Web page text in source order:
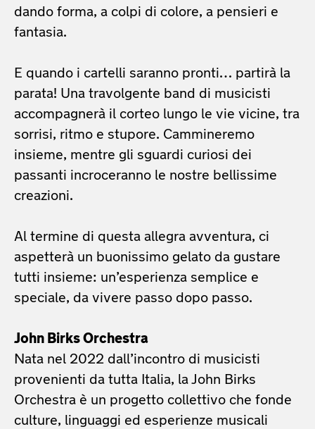
dando forma, a colpi di colore, a pensieri e
fantasia.
E quando i cartelli saranno pronti… partirà la
parata! Una travolgente band di musicisti
accompagnerà il corteo lungo le vie vicine, tra
sorrisi, ritmo e stupore. Cammineremo
insieme, mentre gli sguardi curiosi dei
passanti incroceranno le nostre bellissime
creazioni.
Al termine di questa allegra avventura, ci
aspetterà un buonissimo gelato da gustare
tutti insieme: un’esperienza semplice e
speciale, da vivere passo dopo passo.
John Birks Orchestra
Nata nel 2022 dall’incontro di musicisti
provenienti da tutta Italia, la John Birks
Orchestra è un progetto collettivo che fonde
culture, linguaggi ed esperienze musicali